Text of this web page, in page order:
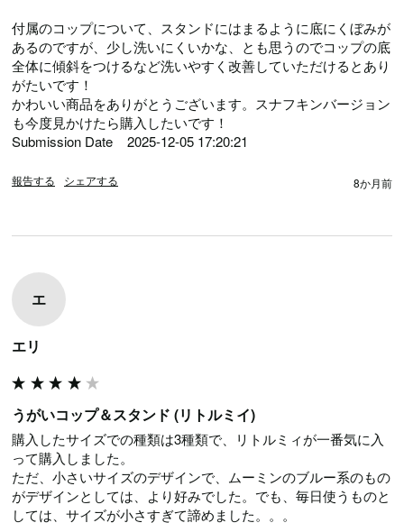
付属のコップについて、スタンドにはまるように底にくぼみが
あるのですが、少し洗いにくいかな、とも思うのでコップの底
全体に傾斜をつけるなど洗いやすく改善していただけるとあり
がたいです！
かわいい商品をありがとうございます。スナフキンバージョン
も今度見かけたら購入したいです！
Submission Date	2025-12-05 17:20:21
報告する シェアする 8か月前
エ
エリ
うがいコップ＆スタンド (リトルミイ)
購入したサイズでの種類は3種類で、リトルミィが一番気に入
って購入しました。
ただ、小さいサイズのデザインで、ムーミンのブルー系のもの
がデザインとしては、より好みでした。でも、毎日使うものと
しては、サイズが小さすぎて諦めました。。。